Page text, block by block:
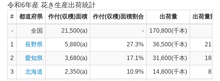
兵庫県
×
令和6年産 花き生産出荷統計
# 都道府県 作付(収穫)面積 作付(収穫)面積割合 出荷量 出荷量割
- 全国 21,500(a) -
170,800(千本)
1
長野県 5,880(a) 27.3% 36,500(千本)
2
愛知県 3,680(a) 17.1% 31,600(千本)
3
北海道 2,350(a) 10.9% 14,800(千本)